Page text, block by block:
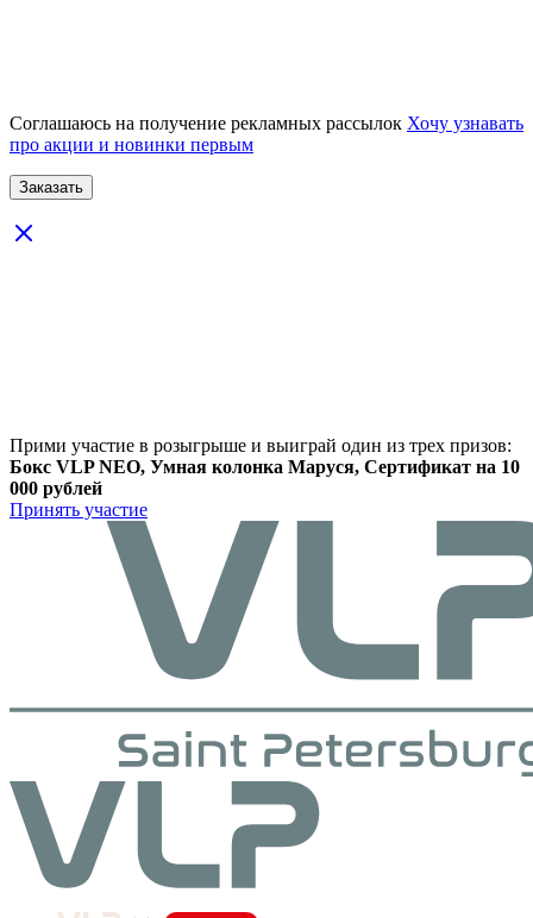
Соглашаюсь на получение рекламных рассылок Хочу узнавать
про акции и новинки первым
Прими участие в розыгрыше и выиграй один из трех призов:
Бокс VLP NEO, Умная колонка Маруся, Сертификат на 10
000 рублей
Принять участие